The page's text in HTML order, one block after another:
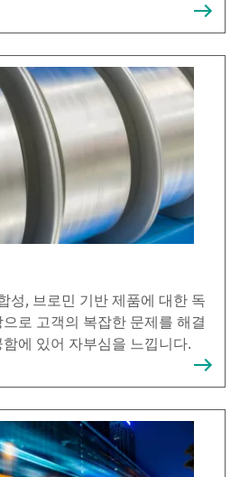
성, 브로민 기반 제품에 대한 독
로 고객의 복잡한 문제를 해결
에 있어 자부심을 느낍니다.